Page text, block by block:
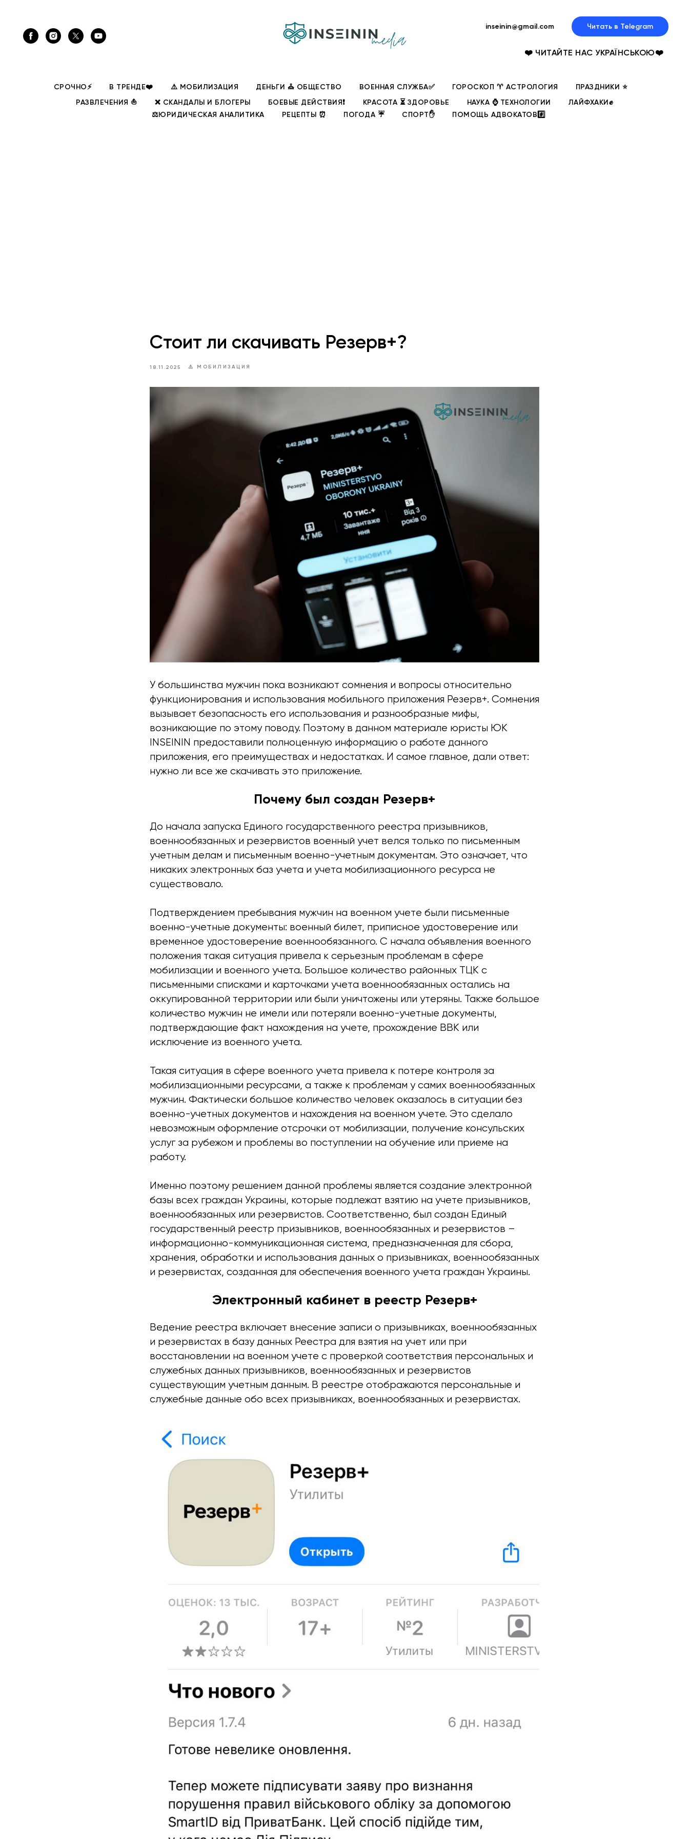
inseinin@gmail.com Читать в Telegram
❤️ ЧИТАЙТЕ НАС УКРАЇНСЬКОЮ❤️
СРОЧНО⚡ В ТРЕНДЕ❤️ ⚠️ МОБИЛИЗАЦИЯ ДЕНЬГИ ⛪ ОБЩЕСТВО ВОЕННАЯ СЛУЖБА✅ ГОРОСКОП ♈ АСТРОЛОГИЯ
ПРАЗДНИКИ ⭐
РАЗВЛЕЧЕНИЯ ⛵
❌ СКАНДАЛЫ И БЛОГЕРЫ БОЕВЫЕ ДЕЙСТВИЯ❗ КРАСОТА ⏳ ЗДОРОВЬЕ НАУКА ⌚ ТЕХНОЛОГИИ
ЛАЙФХАКИ✊
⚖️ЮРИДИЧЕСКАЯ АНАЛИТИКА
РЕЦЕПТЫ ⏰ ПОГОДА ☔ СПОРТ✋ ПОМОЩЬ АДВОКАТОВ#️⃣
Стоит ли скачивать Резерв+?
18.11.2025 ⚠️ МОБИЛИЗАЦИЯ
У большинства мужчин пока возникают сомнения и вопросы относительно
функционирования и использования мобильного приложения Резерв+. Сомнения
вызывает безопасность его использования и разнообразные мифы,
возникающие по этому поводу. Поэтому в данном материале юристы ЮК
INSEININ предоставили полноценную информацию о работе данного
приложения, его преимуществах и недостатках. И самое главное, дали ответ:
нужно ли все же скачивать это приложение.
Почему был создан Резерв+
До начала запуска Единого государственного реестра призывников,
военнообязанных и резервистов военный учет велся только по письменным
учетным делам и письменным военно-учетным документам. Это означает, что
никаких электронных баз учета и учета мобилизационного ресурса не
существовало.
Подтверждением пребывания мужчин на военном учете были письменные
военно-учетные документы: военный билет, приписное удостоверение или
временное удостоверение военнообязанного. С начала объявления военного
положения такая ситуация привела к серьезным проблемам в сфере
мобилизации и военного учета. Большое количество районных ТЦК с
письменными списками и карточками учета военнообязанных остались на
оккупированной территории или были уничтожены или утеряны. Также большое
количество мужчин не имели или потеряли военно-учетные документы,
подтверждающие факт нахождения на учете, прохождение ВВК или
исключение из военного учета.
Такая ситуация в сфере военного учета привела к потере контроля за
мобилизационными ресурсами, а также к проблемам у самих военнообязанных
мужчин. Фактически большое количество человек оказалось в ситуации без
военно-учетных документов и нахождения на военном учете. Это сделало
невозможным оформление отсрочки от мобилизации, получение консульских
услуг за рубежом и проблемы во поступлении на обучение или приеме на
работу.
Именно поэтому решением данной проблемы является создание электронной
базы всех граждан Украины, которые подлежат взятию на учете призывников,
военнообязанных или резервистов. Соответственно, был создан Единый
государственный реестр призывников, военнообязанных и резервистов –
информационно-коммуникационная система, предназначенная для сбора,
хранения, обработки и использования данных о призывниках, военнообязанных
и резервистах, созданная для обеспечения военного учета граждан Украины.
Электронный кабинет в реестр Резерв+
Ведение реестра включает внесение записи о призывниках, военнообязанных
и резервистах в базу данных Реестра для взятия на учет или при
восстановлении на военном учете с проверкой соответствия персональных и
служебных данных призывников, военнообязанных и резервистов
существующим учетным данным. В реестре отображаются персональные и
служебные данные обо всех призывниках, военнообязанных и резервистах.